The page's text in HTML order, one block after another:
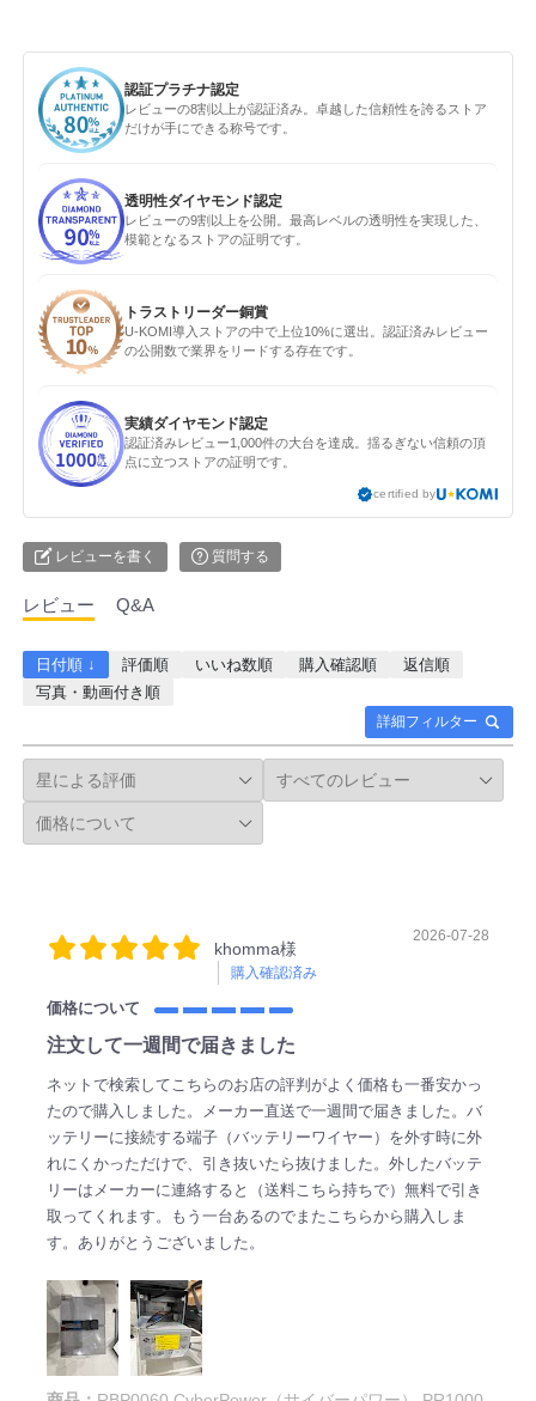
認証プラチナ認定
レビューの8割以上が認証済み。卓越した信頼性を誇るストア
だけが手にできる称号です。
透明性ダイヤモンド認定
レビューの9割以上を公開。最高レベルの透明性を実現した、
模範となるストアの証明です。
トラストリーダー銅賞
U-KOMI導入ストアの中で上位10%に選出。認証済みレビュー
の公開数で業界をリードする存在です。
実績ダイヤモンド認定
認証済みレビュー1,000件の大台を達成。揺るぎない信頼の頂
点に立つストアの証明です。
certified by
レビューを書く 質問する
レビュー Q&A
詳細フィルター
日付順 ↓ 評価順 いいね数順 購入確認順
返信順
写真・動画付き順
khomma様
購入確認済み
2026-07-28
価格について
注文して一週間で届きました
ネットで検索してこちらのお店の評判がよく価格も一番安かっ
たので購入しました。メーカー直送で一週間で届きました。バ
ッテリーに接続する端子（バッテリーワイヤー）を外す時に外
れにくかっただけで、引き抜いたら抜けました。外したバッテ
リーはメーカーに連絡すると（送料こちら持ちで）無料で引き
取ってくれます。もう一台あるのでまたこちらから購入しま
す。ありがとうございました。